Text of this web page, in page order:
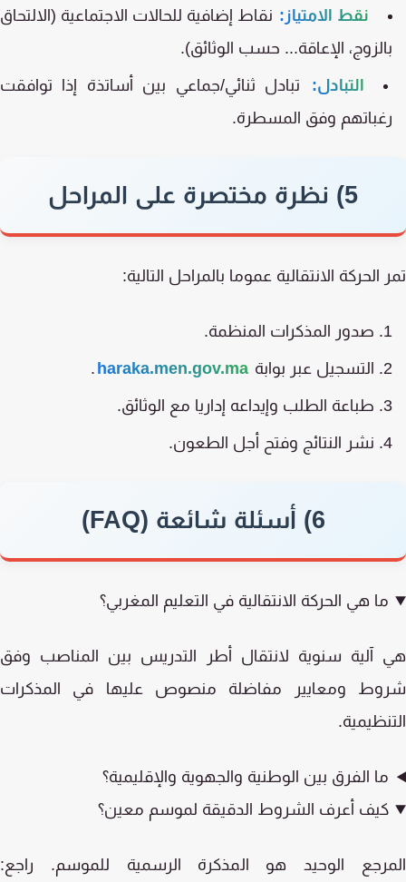
نقط الامتياز:نقاط إضافية للحالات الاجتماعية (الالتحاق
الإعاقة... حسب الوثائق).
التبادل: تبادل ثنائي/جماعي بين أساتذة إذا توافقت
وفق المسطرة.
الحركة الانتقالية عموما بالمراحل التالية:
صدور المذكرات المنظمة.
التسجيل عبر بوابةharaka.men.gov.ma
.
طباعة الطلب وإيداعه إداريا مع الوثائق.
نشر النتائج وفتح أجل الطعون.
ما هي الحركة الانتقالية في التعليم المغربي؟
آلية سنوية لانتقال أطر التدريس بين المناصب وفق
ومعايير مفاضلة منصوص عليها في المذكرات
ما الفرق بين الوطنية والجهوية والإقليمية؟
كيف أعرف الشروط الدقيقة لموسم معين؟
الوحيد هو المذكرة الرسمية للموسم. راجع: